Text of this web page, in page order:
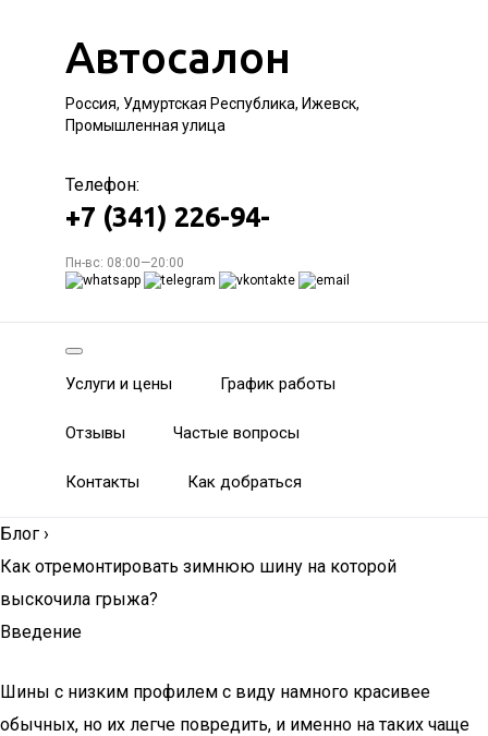
Автосалон
Россия, Удмуртская Республика, Ижевск,
Промышленная улица
Телефон:
+7 (341) 226-94-
Пн-вс: 08:00—20:00
Услуги и цены График работы
Отзывы Частые вопросы
Контакты Как добраться
Блог ›
Как отремонтировать зимнюю шину на которой
выскочила грыжа?
Введение
Шины с низким профилем с виду намного красивее
обычных, но их легче повредить, и именно на таких чаще